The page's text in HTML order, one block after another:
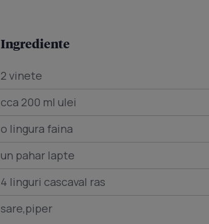
Ingrediente
2 vinete
cca 200 ml ulei
o lingura faina
un pahar lapte
4 linguri cascaval ras
sare,piper